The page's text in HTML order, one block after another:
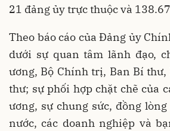
21 đảng ủy trực thuộc và
Theo báo cáo của Đảng ủy
dưới sự quan tâm lãnh đạo,
ương, Bộ Chính trị, Ban Bí
thư; sự phối hợp chặt chẽ của
ương, sự chung sức, đồng
nước, các doanh nghiệp và